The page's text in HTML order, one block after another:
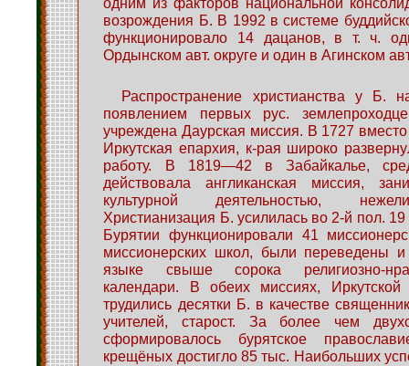
возрождения Б. В 1992 в системе
функционировало 14 дацанов, в т. ч.
Ордынском авт. округе и один в Агинском
Распространение христианства у Б.
появлением первых рус.
учреждена Даурская миссия. В 1727
Иркутская епархия, к-рая широко
работу. В 1819—42 в Забайкалье,
действовала англиканская миссия,
культурной деятельностью,
Христианизация Б. усилилась во 2-й пол.
Бурятии функционировали 41
миссионерских школ, были переведены
языке свыше сорока религиозно-
календари. В обеих миссиях, Иркутской
трудились десятки Б. в качестве
учителей, старост. За более чем
сформировалось бурятское
крещёных достигло 85 тыс. Наибольших